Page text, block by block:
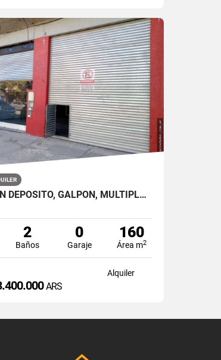
LOCAL CON DEPOSITO, GALPON, MULTIPLES OPCIONES. SAN JUAN Y AV. COLON
2
Baños
0
Garaje
160
Área m2
Alquiler
ARS